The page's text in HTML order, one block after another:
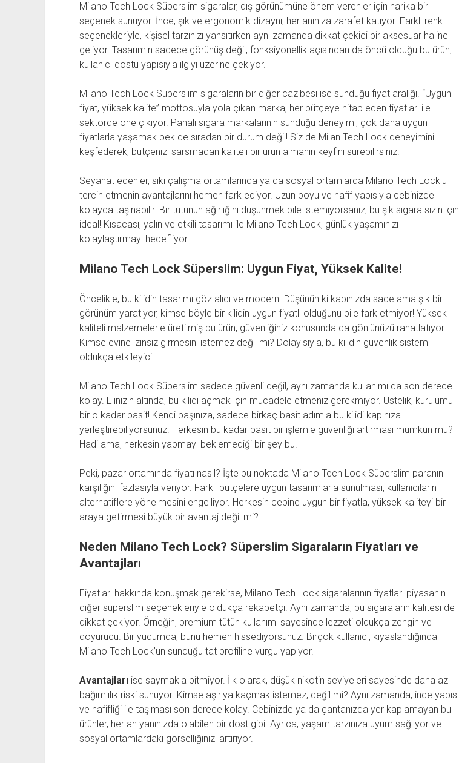
Milano Tech Lock Süperslim sigaralar, dış görünümüne önem verenler için harika bir
seçenek sunuyor. İnce, şık ve ergonomik dizaynı, her anınıza zarafet katıyor. Farklı renk
seçenekleriyle, kişisel tarzınızı yansıtırken aynı zamanda dikkat çekici bir aksesuar haline
geliyor. Tasarımın sadece görünüş değil, fonksiyonellik açısından da öncü olduğu bu ürün,
kullanıcı dostu yapısıyla ilgiyi üzerine çekiyor.
Milano Tech Lock Süperslim sigaraların bir diğer cazibesi ise sunduğu fiyat aralığı. “Uygun
fiyat, yüksek kalite” mottosuyla yola çıkan marka, her bütçeye hitap eden fiyatları ile
sektörde öne çıkıyor. Pahalı sigara markalarının sunduğu deneyimi, çok daha uygun
fiyatlarla yaşamak pek de sıradan bir durum değil! Siz de Milan Tech Lock deneyimini
keşfederek, bütçenizi sarsmadan kaliteli bir ürün almanın keyfini sürebilirsiniz.
Seyahat edenler, sıkı çalışma ortamlarında ya da sosyal ortamlarda Milano Tech Lock'u
tercih etmenin avantajlarını hemen fark ediyor. Uzun boyu ve hafif yapısıyla cebinizde
kolayca taşınabilir. Bir tütünün ağırlığını düşünmek bile istemiyorsanız, bu şık sigara sizin için
ideal! Kısacası, yalın ve etkili tasarımı ile Milano Tech Lock, günlük yaşamınızı
kolaylaştırmayı hedefliyor.
Milano Tech Lock Süperslim: Uygun Fiyat, Yüksek Kalite!
Öncelikle, bu kilidin tasarımı göz alıcı ve modern. Düşünün ki kapınızda sade ama şık bir
görünüm yaratıyor, kimse böyle bir kilidin uygun fiyatlı olduğunu bile fark etmiyor! Yüksek
kaliteli malzemelerle üretilmiş bu ürün, güvenliğiniz konusunda da gönlünüzü rahatlatıyor.
Kimse evine izinsiz girmesini istemez değil mi? Dolayısıyla, bu kilidin güvenlik sistemi
oldukça etkileyici.
Milano Tech Lock Süperslim sadece güvenli değil, aynı zamanda kullanımı da son derece
kolay. Elinizin altında, bu kilidi açmak için mücadele etmeniz gerekmiyor. Üstelik, kurulumu
bir o kadar basit! Kendi başınıza, sadece birkaç basit adımla bu kilidi kapınıza
yerleştirebiliyorsunuz. Herkesin bu kadar basit bir işlemle güvenliği artırması mümkün mü?
Hadi ama, herkesin yapmayı beklemediği bir şey bu!
Peki, pazar ortamında fiyatı nasıl? İşte bu noktada Milano Tech Lock Süperslim paranın
karşılığını fazlasıyla veriyor. Farklı bütçelere uygun tasarımlarla sunulması, kullanıcıların
alternatiflere yönelmesini engelliyor. Herkesin cebine uygun bir fiyatla, yüksek kaliteyi bir
araya getirmesi büyük bir avantaj değil mi?
Neden Milano Tech Lock? Süperslim Sigaraların Fiyatları ve
Avantajları
Fiyatları hakkında konuşmak gerekirse, Milano Tech Lock sigaralarının fiyatları piyasanın
diğer süperslim seçenekleriyle oldukça rekabetçi. Aynı zamanda, bu sigaraların kalitesi de
dikkat çekiyor. Örneğin, premium tütün kullanımı sayesinde lezzeti oldukça zengin ve
doyurucu. Bir yudumda, bunu hemen hissediyorsunuz. Birçok kullanıcı, kıyaslandığında
Milano Tech Lock’un sunduğu tat profiline vurgu yapıyor.
Avantajlarıise saymakla bitmiyor. İlk olarak, düşük nikotin seviyeleri sayesinde daha az
bağımlılık riski sunuyor. Kimse aşırıya kaçmak istemez, değil mi? Aynı zamanda, ince yapısı
ve hafifliği ile taşıması son derece kolay. Cebinizde ya da çantanızda yer kaplamayan bu
ürünler, her an yanınızda olabilen bir dost gibi. Ayrıca, yaşam tarzınıza uyum sağlıyor ve
sosyal ortamlardaki görselliğinizi artırıyor.